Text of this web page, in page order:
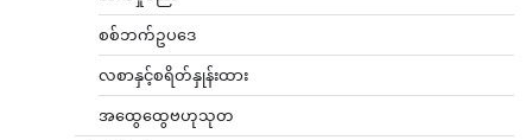
စစ်ဘက်ဥပဒေ
လစာနှင့်စရိတ်နှုန်းထား
အထွေထွေဗဟုသုတ